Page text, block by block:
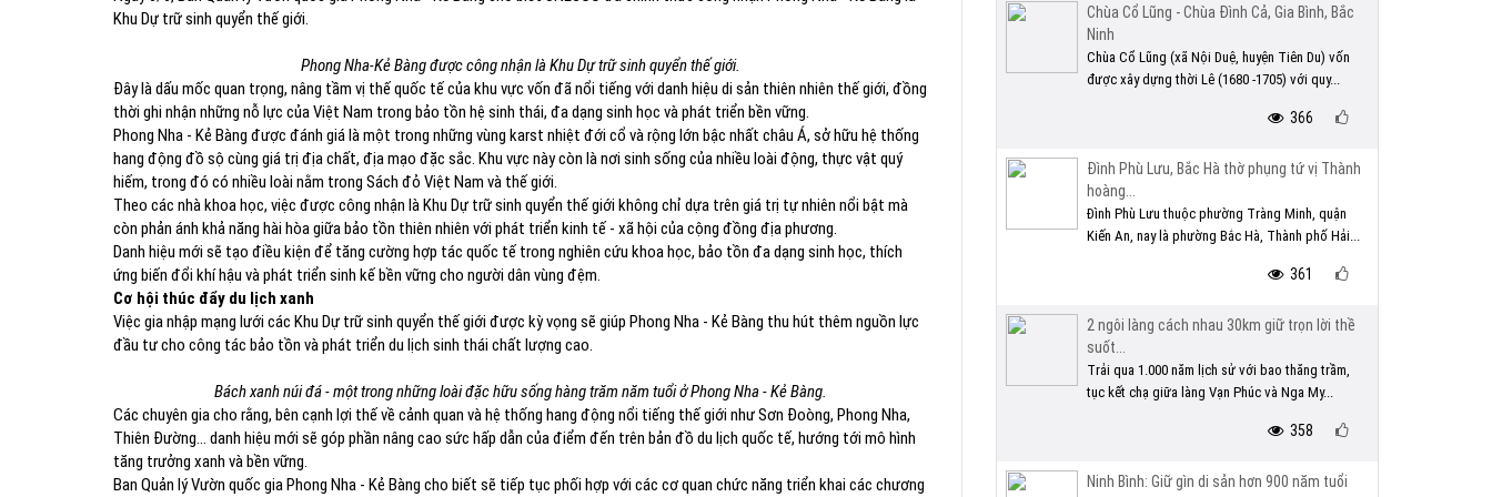
Khu Dự trữ sinh quyển thế giới.
Phong Nha-Kẻ Bàng được công nhận là Khu Dự trữ sinh quyển thế giới.
Đây là dấu mốc quan trọng, nâng tầm vị thế quốc tế của khu vực vốn đã nổi tiếng với danh hiệu di sản thiên nhiên thế giới, đồng
thời ghi nhận những nỗ lực của Việt Nam trong bảo tồn hệ sinh thái, đa dạng sinh học và phát triển bền vững.
Phong Nha - Kẻ Bàng được đánh giá là một trong những vùng karst nhiệt đới cổ và rộng lớn bậc nhất châu Á, sở hữu hệ thống
hang động đồ sộ cùng giá trị địa chất, địa mạo đặc sắc. Khu vực này còn là nơi sinh sống của nhiều loài động, thực vật quý
hiếm, trong đó có nhiều loài nằm trong Sách đỏ Việt Nam và thế giới.
Theo các nhà khoa học, việc được công nhận là Khu Dự trữ sinh quyển thế giới không chỉ dựa trên giá trị tự nhiên nổi bật mà
còn phản ánh khả năng hài hòa giữa bảo tồn thiên nhiên với phát triển kinh tế - xã hội của cộng đồng địa phương.
Danh hiệu mới sẽ tạo điều kiện để tăng cường hợp tác quốc tế trong nghiên cứu khoa học, bảo tồn đa dạng sinh học, thích
ứng biến đổi khí hậu và phát triển sinh kế bền vững cho người dân vùng đệm.
Cơ hội thúc đẩy du lịch xanh
Việc gia nhập mạng lưới các Khu Dự trữ sinh quyển thế giới được kỳ vọng sẽ giúp Phong Nha - Kẻ Bàng thu hút thêm nguồn lực
đầu tư cho công tác bảo tồn và phát triển du lịch sinh thái chất lượng cao.
Bách xanh núi đá - một trong những loài đặc hữu sống hàng trăm năm tuổi ở Phong Nha - Kẻ Bàng.
Các chuyên gia cho rằng, bên cạnh lợi thế về cảnh quan và hệ thống hang động nổi tiếng thế giới như Sơn Đoòng, Phong Nha,
Thiên Đường... danh hiệu mới sẽ góp phần nâng cao sức hấp dẫn của điểm đến trên bản đồ du lịch quốc tế, hướng tới mô hình
tăng trưởng xanh và bền vững.
Ban Quản lý Vườn quốc gia Phong Nha - Kẻ Bàng cho biết sẽ tiếp tục phối hợp với các cơ quan chức năng triển khai các chương
Chùa Cổ Lũng - Chùa Đình Cả, Gia Bình, Bắc
Ninh
Chùa Cổ Lũng (xã Nội Duệ, huyện Tiên Du) vốn
được xây dựng thời Lê (1680 -1705) với quy...
366
Đình Phù Lưu, Bắc Hà thờ phụng tứ vị Thành
hoàng...
Đình Phù Lưu thuộc phường Tràng Minh, quận
Kiến An, nay là phường Bắc Hà, Thành phố Hải...
361
2 ngôi làng cách nhau 30km giữ trọn lời thề
suốt...
Trải qua 1.000 năm lịch sử với bao thăng trầm,
tục kết chạ giữa làng Vạn Phúc và Nga My...
358
Ninh Bình: Giữ gìn di sản hơn 900 năm tuổi